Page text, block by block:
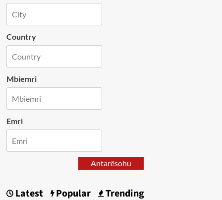
Country
Mbiemri
Emri
Antarësohu
Latest Popular Trending